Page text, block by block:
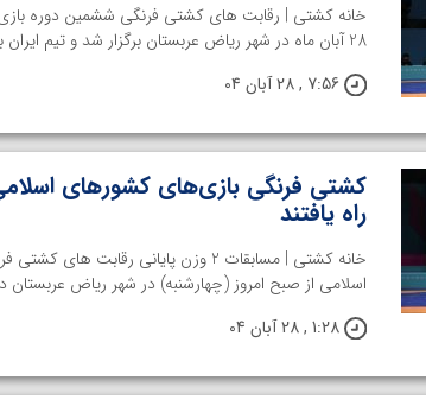
28 آبان ماه در شهر ریاض عربستان برگزار شد و تیم ایران به ...
7:56 , 28 آبان 04
کشتی فرنگی بازی‌های کشورهای
راه یافتند
خانه کشتی | مسابقات 2 وزن پایانی
اسلامی از صبح امروز (چهارشنبه) در شهر ریاض
1:28 , 28 آبان 04